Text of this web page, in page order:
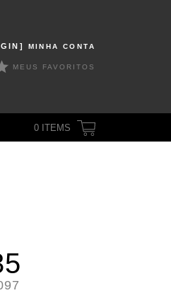
MINHA CONTA
MEUS FAVORITOS
0 ITEMS